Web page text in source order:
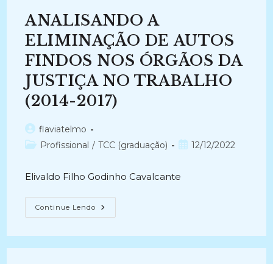
E
Organização
Do
Arquivo
Permanente
Do
Judiciário
Do
Estado
Do
(Edital
06/2010
(2012-
2013)
ANALISANDO A
ELIMINAÇÃO DE AUTOS
FINDOS NOS ÓRGÃOS DA
JUSTIÇA NO TRABALHO
(2014-2017)
Autor
do
flaviatelmo
Categoria
Profissional / TCC (graduação)
Post12/12/2022
Elivaldo Filho Godinho Cavalcante
Continue Lendo ANALISANDO
A
FINDOS